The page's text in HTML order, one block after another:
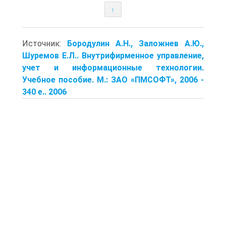
↑
Источник: Бородулин А.Н., Заложнев А.Ю.,
Шуремов E.Л.. Внутрифирменное управление,
учет и информационные технологии.
Учебное пособие. М.: ЗАО «ПМСОФТ», 2006 -
340 е.. 2006